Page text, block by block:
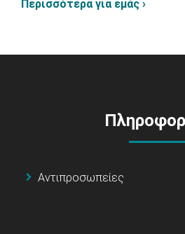
Περισσότερα για εμάς ›
Αντιπροσωπείες